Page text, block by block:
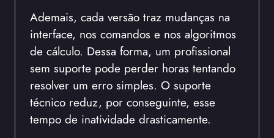
Ademais, cada versão traz mudanças na
interface, nos comandos e nos algoritmos
de cálculo. Dessa forma, um profissional
sem suporte pode perder horas tentando
resolver um erro simples. O suporte
técnico reduz, por conseguinte, esse
tempo de inatividade drasticamente.